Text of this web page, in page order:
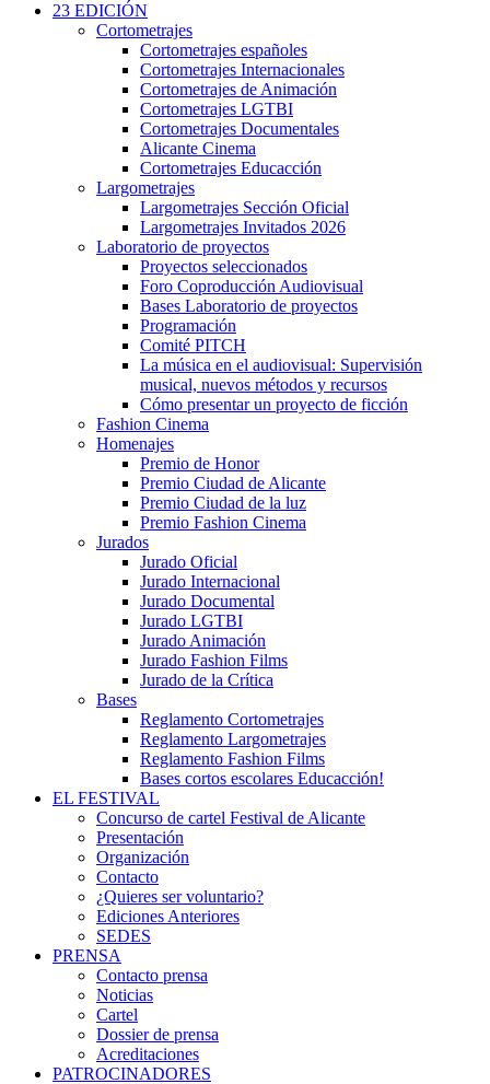
23 EDICIÓN
Cortometrajes
Cortometrajes españoles
Cortometrajes Internacionales
Cortometrajes de Animación
Cortometrajes LGTBI
Cortometrajes Documentales
Alicante Cinema
Cortometrajes Educacción
Largometrajes
Largometrajes Sección Oficial
Largometrajes Invitados 2026
Laboratorio de proyectos
Proyectos seleccionados
Foro Coproducción Audiovisual
Bases Laboratorio de proyectos
Programación
Comité PITCH
La música en el audiovisual: Supervisión
musical, nuevos métodos y recursos
Cómo presentar un proyecto de ficción
Fashion Cinema
Homenajes
Premio de Honor
Premio Ciudad de Alicante
Premio Ciudad de la luz
Premio Fashion Cinema
Jurados
Jurado Oficial
Jurado Internacional
Jurado Documental
Jurado LGTBI
Jurado Animación
Jurado Fashion Films
Jurado de la Crítica
Bases
Reglamento Cortometrajes
Reglamento Largometrajes
Reglamento Fashion Films
Bases cortos escolares Educacción!
EL FESTIVAL
Concurso de cartel Festival de Alicante
Presentación
Organización
Contacto
¿Quieres ser voluntario?
Ediciones Anteriores
SEDES
PRENSA
Contacto prensa
Noticias
Cartel
Dossier de prensa
Acreditaciones
PATROCINADORES